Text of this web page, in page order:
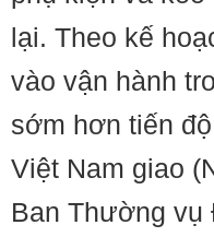
lại. Theo kế
vào vận hành
sớm hơn tiến
Việt Nam giao
Ban Thường vụ